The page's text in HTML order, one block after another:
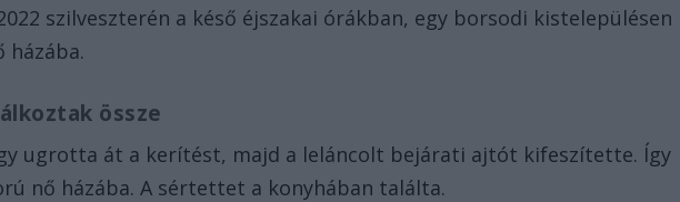
szilveszterén a késő éjszakai órákban, egy borsodi kistelepülésen
házába.
össze
ugrotta át a kerítést, majd a leláncolt bejárati ajtót kifeszítette. Így
nő házába. A sértettet a konyhában találta.